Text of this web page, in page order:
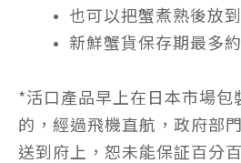
也可以把蟹煮熟後放
新鮮蟹貨保存期最多
*活口產品早上在日本市場包
的，經過飛機直航，政府部
送到府上，恕未能保証百分